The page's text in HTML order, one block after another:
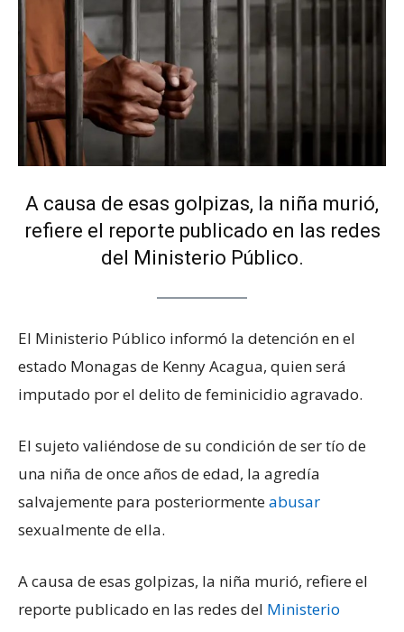
A causa de esas golpizas, la niña murió,
refiere el reporte publicado en las redes
del Ministerio Público.
El Ministerio Público informó la detención en el
estado Monagas de Kenny Acagua, quien será
imputado por el delito de feminicidio agravado.
El sujeto valiéndose de su condición de ser tío de
una niña de once años de edad, la agredía
salvajemente para posteriormenteabusar
sexualmente de ella.
A causa de esas golpizas, la niña murió, refiere el
reporte publicado en las redes del Ministerio